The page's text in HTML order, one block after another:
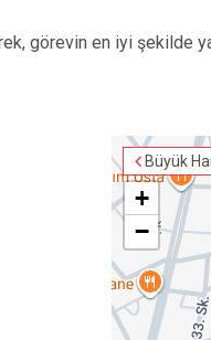
en iyi şekilde
Büyük
+
−